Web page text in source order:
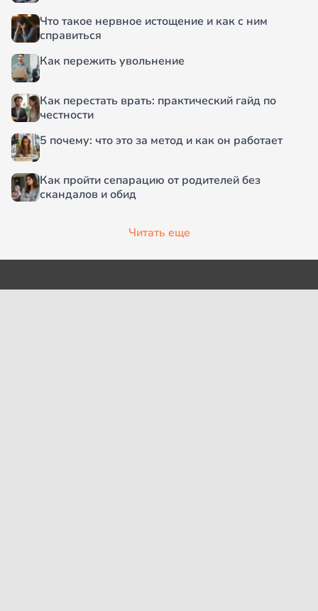
Что такое нервное истощение и как с ним
справиться
Как пережить увольнение
Как перестать врать: практический гайд по
честности
5 почему: что это за метод и как он работает
Как пройти сепарацию от родителей без
скандалов и обид
Читать еще